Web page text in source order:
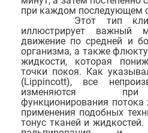
при каждом последующем
Этот тип
иллюстрирует важный
движение по средней и
организма, а также
жидкости, которая
точки покоя. Как
(Lippincott), все
изменяются при
функционирования
применения подобных
тонус тканей и жидкостей.